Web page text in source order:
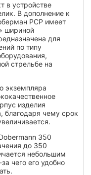
в устройстве
В дополнение к
PCP имеет
шириной
для
по типу
стрельбе на
экземпляра
изделия
благодаря чему срок
350
до 350
небольшим
чего его удобно